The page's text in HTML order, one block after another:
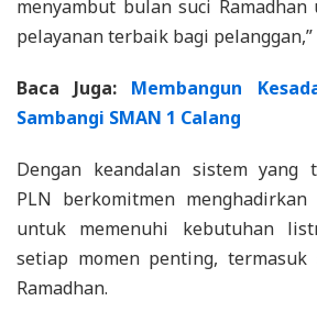
menyambut bulan suci
pelayanan terbaik bagi
Baca Juga: Membangun
Sambangi SMAN 1 Calang
Dengan keandalan sistem yang
PLN berkomitmen
untuk memenuhi kebutuhan
setiap momen penting, termasuk
Ramadhan.